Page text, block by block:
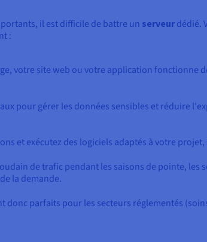
il est difficile de battre un serveur dédié.
:
votre site web ou votre application fonctionne
pour gérer les données sensibles et réduire
et exécutez des logiciels adaptés à votre
de trafic pendant les saisons de pointe, les
la demande.
parfaits pour les secteurs réglementés